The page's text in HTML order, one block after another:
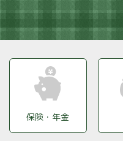
保険・年金